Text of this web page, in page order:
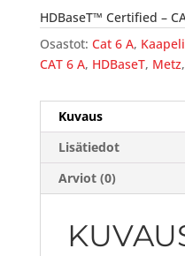
HDBaseT™ Certified –
Osastot: Cat 6 A,
CAT 6 A, HDBaseT, Metz,
Kuvaus
Lisätiedot
Arviot (0)